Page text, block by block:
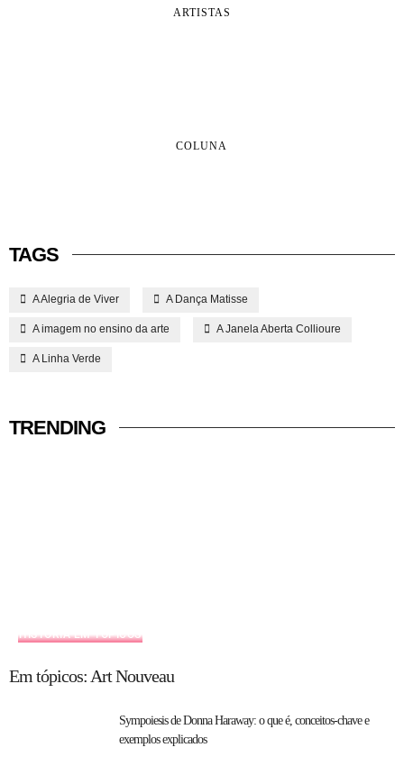
ARTISTAS
COLUNA
TAGS
A Alegria de Viver A Dança Matisse
A imagem no ensino da arte A Janela Aberta Collioure
A Linha Verde
TRENDING
HISTÓRIA EM TÓPICOS
Em tópicos: Art Nouveau
Sympoiesis de Donna Haraway: o que é, conceitos-chave e
exemplos explicados